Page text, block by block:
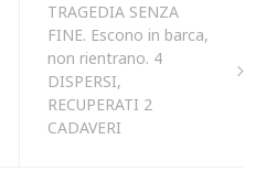
TRAGEDIA SENZA
FINE. Escono in barca,
non rientrano. 4
DISPERSI,
RECUPERATI 2
CADAVERI